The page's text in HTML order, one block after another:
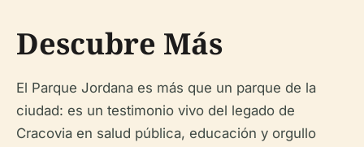
Descubre Más
El Parque Jordana es más que un parque de la
ciudad: es un testimonio vivo del legado de
Cracovia en salud pública, educación y orgullo